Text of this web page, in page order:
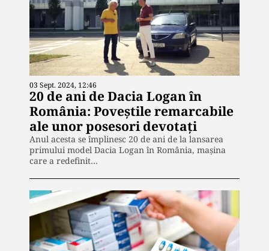
03 Sept. 2024, 12:46
20 de ani de Dacia Logan în
România: Poveștile remarcabile
ale unor posesori devotați
Anul acesta se împlinesc 20 de ani de la lansarea
primului model Dacia Logan în România, mașina
care a redefinit…